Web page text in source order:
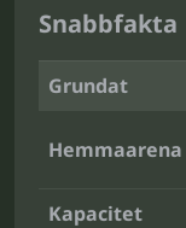
Snabbfakta
Grundat
Hemmaarena
Kapacitet